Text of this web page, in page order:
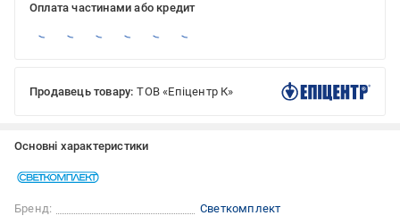
Оплата частинами або кредит
Продавець товару: ТОВ «Епіцентр К»
Основні характеристики
Бренд:
Светкомплект